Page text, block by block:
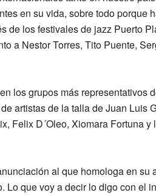
en su vida, sobre todo porque
de los festivales de jazz Puerto
a Nestor Torres, Tito Puente,
los grupos más representativos
artistas de la talla de Juan Luis
Felix D´Oleo, Xiomara Fortuna y
al que homologa en su
Lo que voy a decir lo digo con el